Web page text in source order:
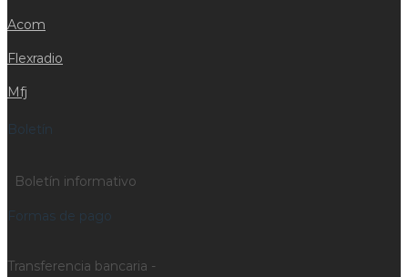
Acom
Flexradio
Mfj
Boletín
Boletín informativo
Formas de pago
Transferencia bancaria -